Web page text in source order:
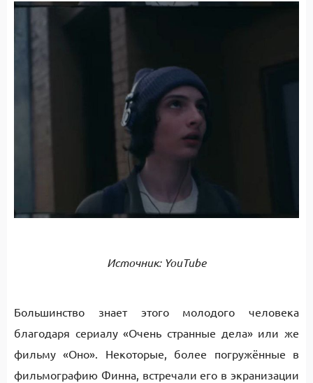
Источник: YouTube
Большинство знает этого молодого человека
благодаря сериалу «Очень странные дела» или же
фильму «Оно». Некоторые, более погружённые в
фильмографию Финна, встречали его в экранизации